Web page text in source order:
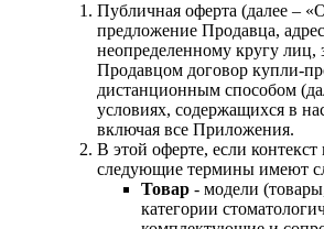
Публичная оферта (далее –
предложение Продавца,
неопределенному кругу лиц,
Продавцом договор купли-
дистанционным способом
условиях, содержащихся в
включая все Приложения.
В этой оферте, если контекст
следующие термины имеют
Товар - модели
категории